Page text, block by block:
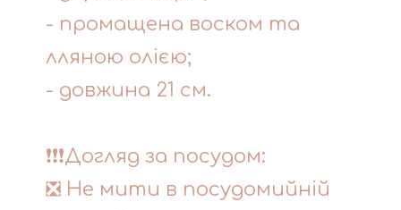
- промащена воском та
лляною олією;
- довжина 21 см.
❗❗❗Догляд за посудом:
❎ Не мити в посудомийній